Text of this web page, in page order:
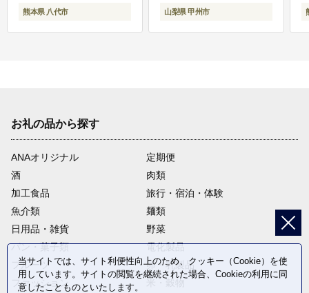
熊本県 八代市 山梨県 甲州市
お礼の品から探す
ANAオリジナル
定期便
酒
肉類
加工食品
旅行・宿泊・体験
魚介類
麺類
日用品・雑貨
野菜
パン・菓子類
電化製品
フルーツ
卵・乳製品
ファッション
当サイトでは、サイト利便性向上のため、クッキー（Cookie）を使
用しています。サイトの閲覧を継続された場合、Cookieの利用に同
意したことものといたします。